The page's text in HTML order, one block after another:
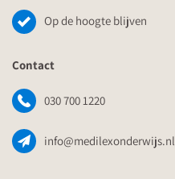
Op de hoogte blijven
Contact
030 700 1220
info@medilexonderwijs.nl